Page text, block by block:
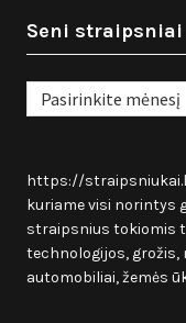
Seni straipsniai
Seni
straipsniai
https://
kuriame visi norintys
straipsnius tokiomis
technologijos, grožis,
automobiliai, žemės